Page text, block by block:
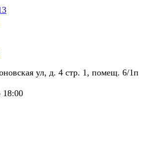
ул, д. 4 стр. 1, помещ. 6/1п